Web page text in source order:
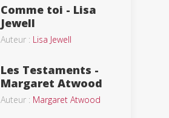
Comme toi - Lisa
Jewell
Auteur : Lisa Jewell
Les Testaments -
Margaret Atwood
Auteur : Margaret Atwood